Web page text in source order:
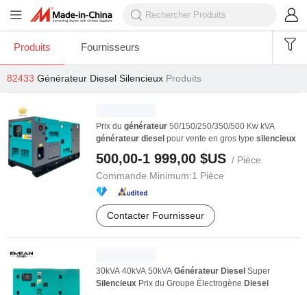
Produits Fournisseurs
82433 Générateur Diesel Silencieux Produits
Prix du générateur 50/150/250/350/500 Kw kVA
générateur diesel pour vente en gros type silencieux
500,00-1 999,00 $US / Pièce
Commande Minimum:1 Pièce
Contacter Fournisseur
30kVA 40kVA 50kVA Générateur Diesel Super
Silencieux Prix du Groupe Électrogène Diesel